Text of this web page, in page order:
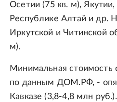
Осетии (75 кв. м),
Республике Алтай и др.
Иркутской и Читинской
м).
Минимальная стоимость
по данным ДОМ.РФ, -
Кавказе (3,8-4,8 млн